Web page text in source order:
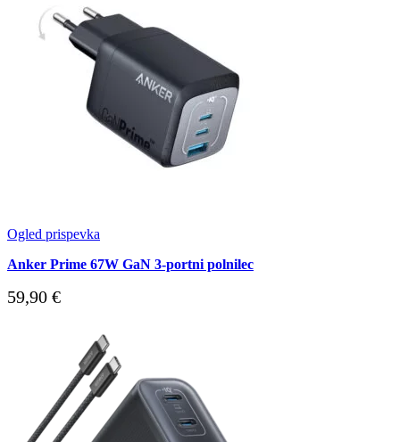
Ogled prispevka
Anker Prime 67W GaN 3-portni polnilec
59,90 €